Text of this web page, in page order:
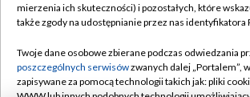
Naziemna Telewizja Cyfrowa
Rada Programowa
System NOS
Pomoc
Kontakt
mierzenia ich skuteczności) i pozostałych, które
także zgody na udostępnianie przez nas identyfikatora
Twoje dane osobowe zbierane podczas odwiedzania
poszczególnych serwisówzwanych dalej „Portalem”,
zapisywane za pomocą technologii takich jak: pliki